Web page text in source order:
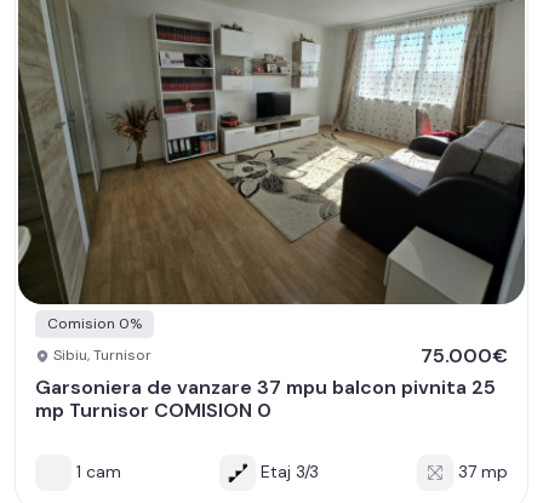
Comision 0%
Sibiu, Turnisor
75.000€
Garsoniera de vanzare 37 mpu balcon pivnita 25
mp Turnisor COMISION 0
1 cam Etaj 3/3 37 mp